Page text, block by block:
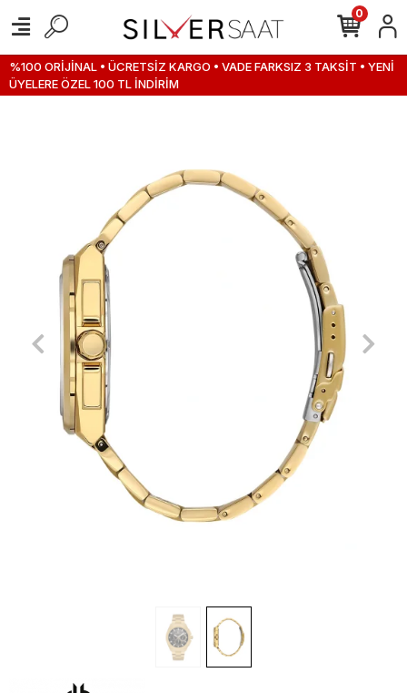
%100 ORİJİNAL • ÜCRETSİZ KARGO • VADE FARKSIZ 3 TAKSİT • YENİ
ÜYELERE ÖZEL 100 TL İNDİRİM
0